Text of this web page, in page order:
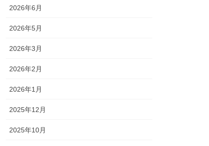
2026年6月
2026年5月
2026年3月
2026年2月
2026年1月
2025年12月
2025年10月